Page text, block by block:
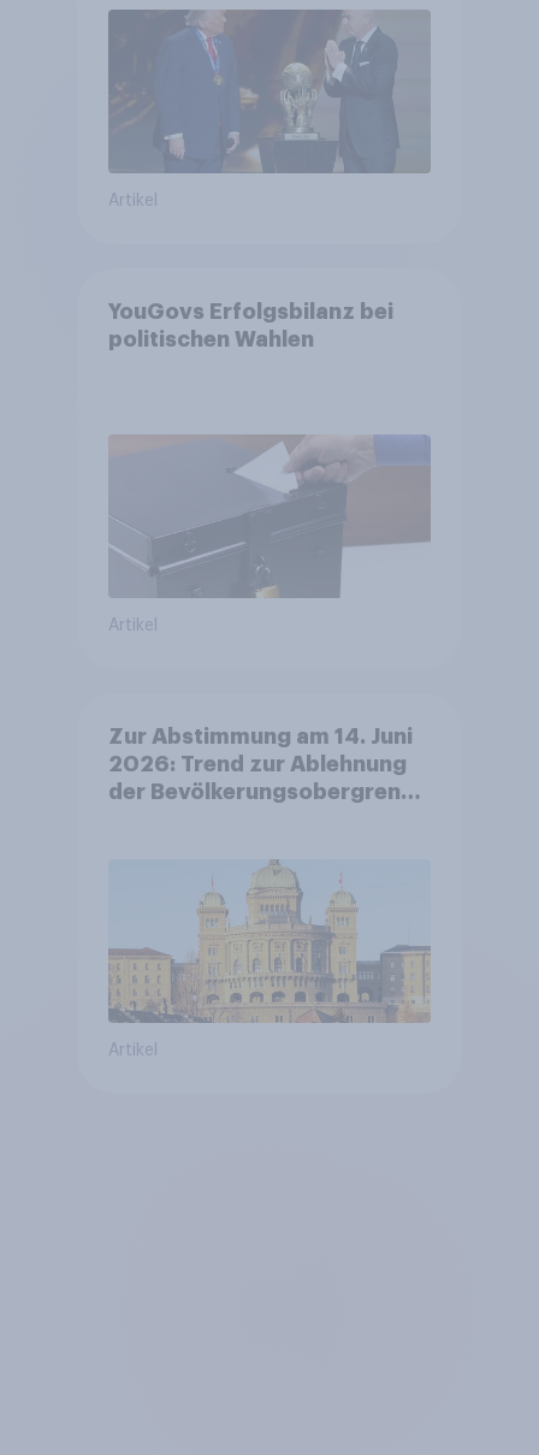
Fußball-WM ohne Politik
Artikel
YouGovs Erfolgsbilanz bei
politischen Wahlen
Artikel
Zur Abstimmung am 14. Juni
2026: Trend zur Ablehnung
der Bevölkerungsobergrenze
Zivildienstgesetz sinken
Artikel